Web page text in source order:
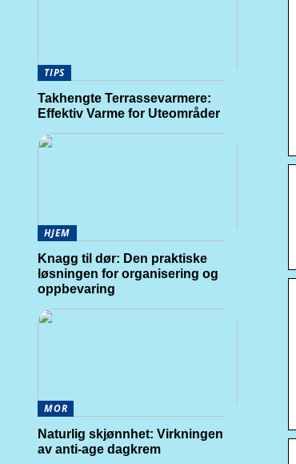
TIPS
Takhengte Terrassevarmere:
Effektiv Varme for Uteområder
HJEM
Knagg til dør: Den praktiske
løsningen for organisering og
oppbevaring
MOR
Naturlig skjønnhet: Virkningen
av anti-age dagkrem